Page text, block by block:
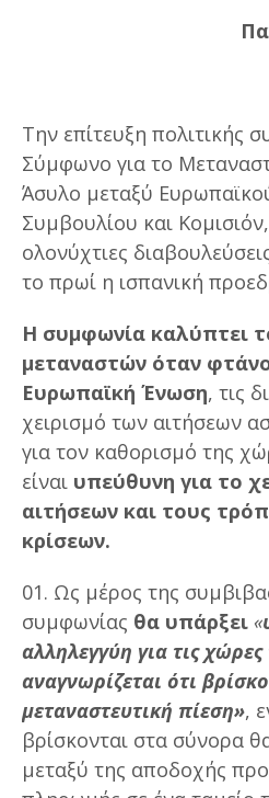
Την επίτευξη πολιτικής
Σύμφωνο για το
Άσυλο μεταξύ
Συμβουλίου και
ολονύχτιες
το πρωί η ισπανική
Η συμφωνία καλύπτει
μεταναστών όταν
Ευρωπαϊκή Ένωση, τις
χειρισμό των αιτήσεων
για τον καθορισμό της
είναι υπεύθυνη για το
αιτήσεων και τους
κρίσεων.
Ως μέρος της
συμφωνίας θα υπάρξει «
αλληλεγγύη για τις
αναγνωρίζεται ότι
μεταναστευτική πίεση»,
βρίσκονται στα σύνορα
μεταξύ της αποδοχής